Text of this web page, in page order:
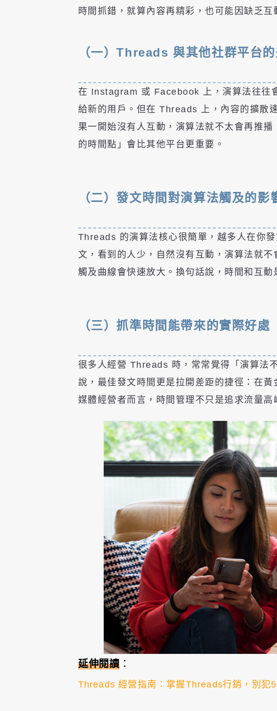
時間抓錯，就算內容再精彩，也可能因缺乏互
（一）Threads 與其他社群平台
在 Instagram 或 Facebook 上，演算法往往
給新的用戶。但在 Threads 上，內容的擴散
果一開始沒有人互動，演算法就不太會再推
的時間點」會比其他平台更重要。
（二）發文時間對演算法觸及的影
Threads 的演算法核心很簡單，越多人在你
文，看到的人少，自然沒有互動，演算法就
觸及曲線會快速放大。換句話說，時間和互動
（三）抓準時間能帶來的實際好處
很多人經營 Threads 時，常常覺得「演算法
說，最佳發文時間更是拉開差距的捷徑：在
媒體經營者而言，時間管理不只是追求流量
延伸閱讀 ：
Threads 經營指南：掌握Threads行銷，別犯